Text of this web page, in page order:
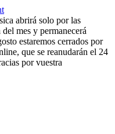
abrirá solo por las
mes y permanecerá
estaremos cerrados por
que se reanudarán el 24
por vuestra